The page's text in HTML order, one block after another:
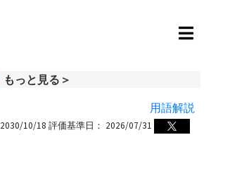
もっと見る＞
用語解説
2030/10/18 評価基準日： 2026/07/31